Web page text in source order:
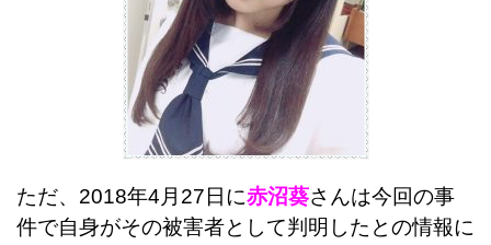
ただ、2018年4月27日に赤沼葵さんは今回の事
件で自身がその被害者として判明したとの情報に